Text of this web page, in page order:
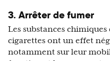
3. Arrêter de fumer
Les substances
cigarettes ont un effet
notamment sur leur